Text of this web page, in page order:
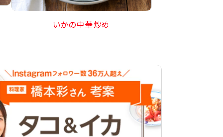
いかの中華炒め